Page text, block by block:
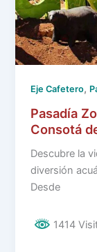
Eje Cafetero,
Pasadía
Consotá
Descubre la
diversión
Desde
1414